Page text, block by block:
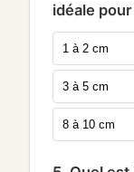
idéale
1 à 2 cm
3 à 5 cm
8 à 10 cm